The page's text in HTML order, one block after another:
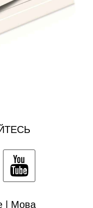
| Мова